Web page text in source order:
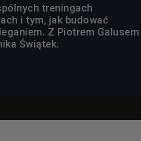
treningach
i tym, jak budować
Z Piotrem Galusem
Świątek.